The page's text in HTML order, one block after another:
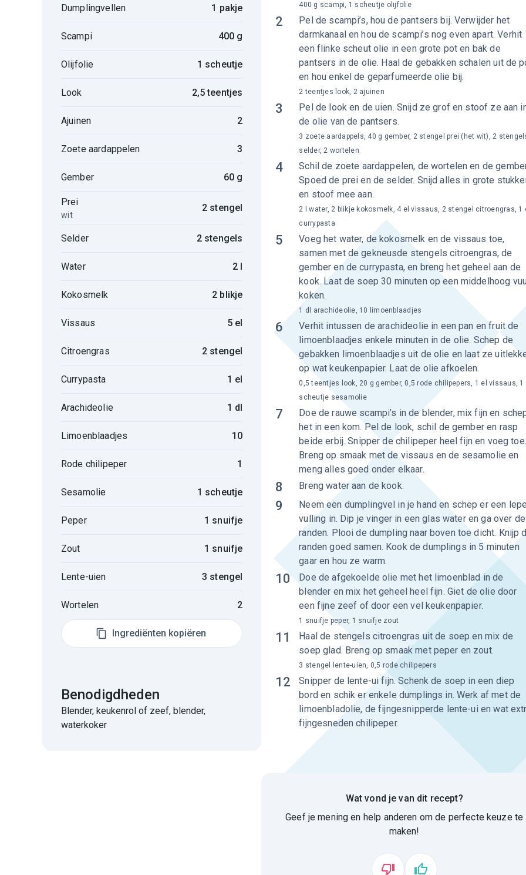
Dumplingvellen 1 pakje
Scampi 400 g
Olijfolie 1 scheutje
Look 2,5 teentjes
Ajuinen 2
Zoete aardappelen 3
Gember 60 g
Prei
wit
2 stengel
Selder 2 stengels
Water 2 l
Kokosmelk 2 blikje
Vissaus 5 el
Citroengras 2 stengel
Currypasta 1 el
Arachideolie 1 dl
Limoenblaadjes 10
Rode chilipeper 1
Sesamolie 1 scheutje
Peper 1 snuifje
Zout 1 snuifje
Lente-uien 3 stengel
Wortelen 2
Ingrediënten kopiëren
Benodigdheden
Blender, keukenrol of zeef, blender,
waterkoker
2
Pel de scampi’s, hou de pantsers bij. Verwijder het
darmkanaal en hou de scampi’s nog even apart. Verhit
een flinke scheut olie in een grote pot en bak de
pantsers in de olie. Haal de gebakken schalen uit de
en hou enkel de geparfumeerde olie bij.
400 g scampi, 1 scheutje olijfolie
3
Pel de look en de uien. Snijd ze grof en stoof ze aan
de olie van de pantsers.
2 teentjes look, 2 ajuinen
4
Schil de zoete aardappelen, de wortelen en de
Spoed de prei en de selder. Snijd alles in grote
en stoof mee aan.
3 zoete aardappels, 40 g gember, 2 stengel prei (het wit), 2
selder, 2 wortelen
5
Voeg het water, de kokosmelk en de vissaus toe,
samen met de gekneusde stengels citroengras, de
gember en de currypasta, en breng het geheel aan de
kook. Laat de soep 30 minuten op een middelhoog
koken.
2 l water, 2 blikje kokosmelk, 4 el vissaus, 2 stengel citroengras, 1
currypasta
6
Verhit intussen de arachideolie in een pan en fruit de
limoenblaadjes enkele minuten in de olie. Schep de
gebakken limoenblaadjes uit de olie en laat ze
op wat keukenpapier. Laat de olie afkoelen.
1 dl arachideolie, 10 limoenblaadjes
7
Doe de rauwe scampi’s in de blender, mix fijn en
het in een kom. Pel de look, schil de gember en rasp
beide erbij. Snipper de chilipeper heel fijn en voeg toe.
Breng op smaak met de vissaus en de sesamolie en
meng alles goed onder elkaar.
0,5 teentjes look, 20 g gember, 0,5 rode chilipepers, 1 el vissaus, 1
scheutje sesamolie
8 Breng water aan de kook.
9
Neem een dumplingvel in je hand en schep er een
vulling in. Dip je vinger in een glas water en ga over de
randen. Plooi de dumpling naar boven toe dicht. Knijp
randen goed samen. Kook de dumplings in 5 minuten
gaar en hou ze warm.
10
Doe de afgekoelde olie met het limoenblad in de
blender en mix het geheel heel fijn. Giet de olie door
een fijne zeef of door een vel keukenpapier.
11
Haal de stengels citroengras uit de soep en mix de
soep glad. Breng op smaak met peper en zout.
1 snuifje peper, 1 snuifje zout
12
Snipper de lente-ui fijn. Schenk de soep in een diep
bord en schik er enkele dumplings in. Werk af met de
limoenbladolie, de fijngesnipperde lente-ui en wat
fijngesneden chilipeper.
3 stengel lente-uien, 0,5 rode chilipepers
Wat vond je van dit recept?
Geef je mening en help anderen om de perfecte keuze te
maken!